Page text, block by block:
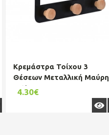
Κρεμάστρα Τοίχου 3
Θέσεων Μεταλλική Μαύρη
Estia 20x2,5x30εκ. 02-
4.30€